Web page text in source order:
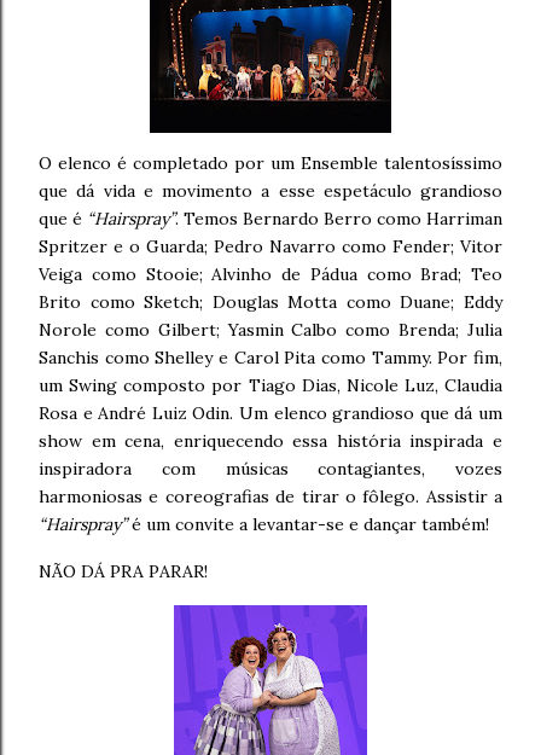
O elenco é completado por um Ensemble talentosíssimo
que dá vida e movimento a esse espetáculo grandioso
que é “Hairspray”. Temos Bernardo Berro como Harriman
Spritzer e o Guarda; Pedro Navarro como Fender; Vitor
Veiga como Stooie; Alvinho de Pádua como Brad; Teo
Brito como Sketch; Douglas Motta como Duane; Eddy
Norole como Gilbert; Yasmin Calbo como Brenda; Julia
Sanchis como Shelley e Carol Pita como Tammy. Por fim,
um Swing composto por Tiago Dias, Nicole Luz, Claudia
Rosa e André Luiz Odin. Um elenco grandioso que dá um
show em cena, enriquecendo essa história inspirada e
inspiradora com músicas contagiantes, vozes
harmoniosas e coreografias de tirar o fôlego. Assistir a
“Hairspray”é um convite a levantar-se e dançar também!
NÃO DÁ PRA PARAR!